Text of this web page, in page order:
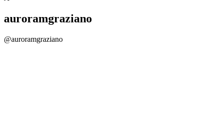
auroramgraziano
@auroramgraziano